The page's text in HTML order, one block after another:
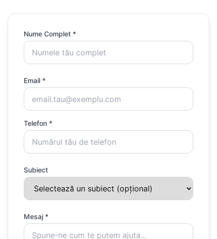
Nume Complet *
Email *
Telefon *
Subiect
Mesaj *